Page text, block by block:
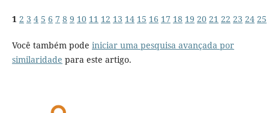
1 2 3 4 5 6 7 8 9 10 11 12 13 14 15 16 17 18 19 20 21 22 23 24 25
Você também pode iniciar uma pesquisa avançada por
similaridade para este artigo.